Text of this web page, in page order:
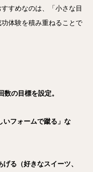
すめなのは、「小さな目
体験を積み重ねることで
数の目標を設定。
いフォームで蹴る」な
る（好きなスイーツ、